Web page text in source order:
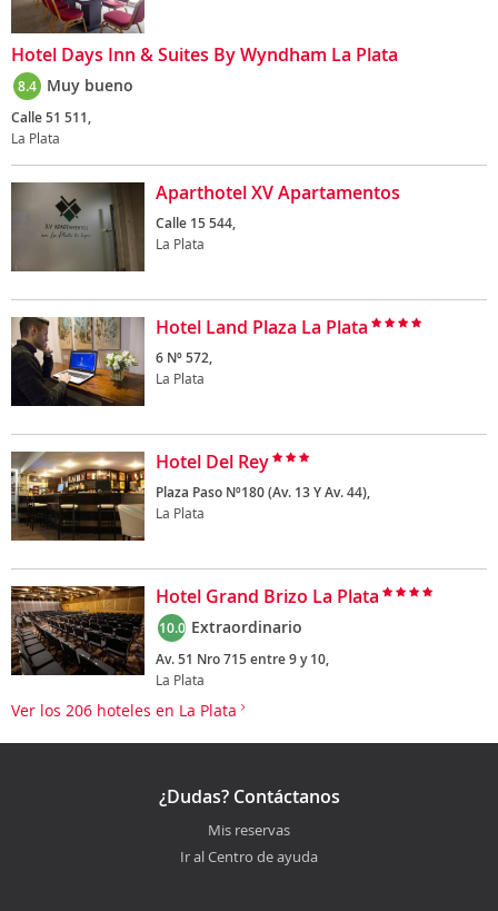
Hotel Days Inn & Suites By Wyndham La Plata
8.4 Muy bueno
Calle 51 511,
La Plata
Aparthotel XV Apartamentos
Calle 15 544,
La Plata
Hotel Land Plaza La Plata
6 Nº 572,
La Plata
Hotel Del Rey
Plaza Paso Nº180 (Av. 13 Y Av. 44),
La Plata
Hotel Grand Brizo La Plata
10.0 Extraordinario
Av. 51 Nro 715 entre 9 y 10,
La Plata
Ver los 206 hoteles en La Plata
¿Dudas? Contáctanos
Mis reservas
Ir al Centro de ayuda